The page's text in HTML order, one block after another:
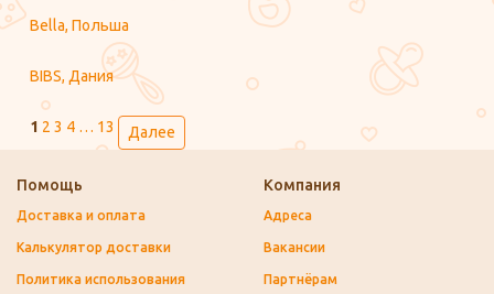
Bella, Польша
BIBS, Дания
1 2 3 4 … 13 Далее
Помощь
Доставка и оплата
Калькулятор доставки
Политика использования
Компания
Адреса
Вакансии
Партнёрам